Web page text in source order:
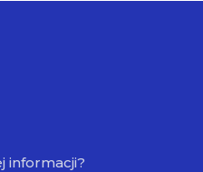
informacji?